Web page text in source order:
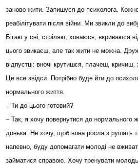
заново жити. Запишуся до психолога.
реабілітувати після війни. Ми звикли до
Бігаю у сні, стріляю, ховаюся, вкриваюся
цього звикаєш, але так жити не можна.
відпустці: вночі крутишся, плачеш,
Це все звідси. Потрібно буде йти до
нормального життя.
– Ти до цього готовий?
– Так, я хочу повернутися до нормального
донька. Не хочу, щоб вона росла з рушать
напевно, буду допомагати молоді не
займатися справою. Хочу тренувати молодь